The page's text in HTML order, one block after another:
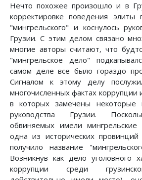
Нечто похожее произошло и в
корректировке поведения элиты
"мингрельского" и коснулось
Грузии. С этим делом связано
многие авторы считают, что
"мингрельское дело"
самом деле все было гораздо
Сигналом к этому делу
многочисленных фактах коррупции
в которых замечены некоторые
руководства Грузии.
обвиняемых имели
одна из исторических
получило название
Возникнув как дело уголовного
коррупции среди